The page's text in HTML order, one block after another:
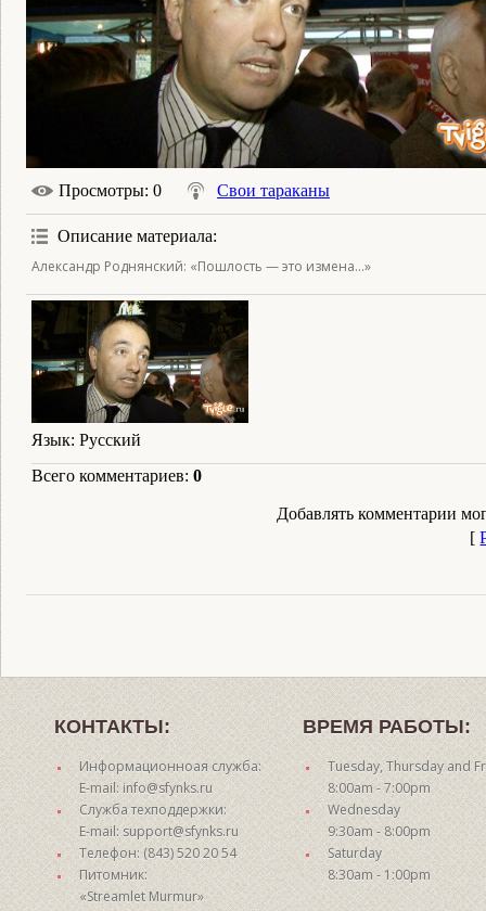
Просмотры: 0 Свои тараканы
Описание материала:
Александр Роднянский: «Пошлость — это измена...»
Язык: Русский
Всего комментариев: 0
Добавлять комментарии
[
КОНТАКТЫ:
Информационноая служба:
E-mail: info@sfynks.ru
Служба техподдержки:
E-mail: support@sfynks.ru
Телефон: (843) 520 20 54
Питомник:
«Streamlet Murmur»
ВРЕМЯ РАБОТЫ:
Tuesday, Thursday and
8:00am - 7:00pm
Wednesday
9:30am - 8:00pm
Saturday
8:30am - 1:00pm